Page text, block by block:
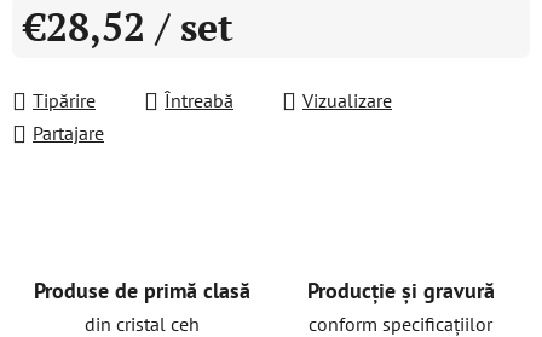
€28,52 / set
Tipărire
Întreabă
Vizualizare
Partajare
Produse de primă clasă
din cristal ceh
Producție și gravură
conform specificațiilor